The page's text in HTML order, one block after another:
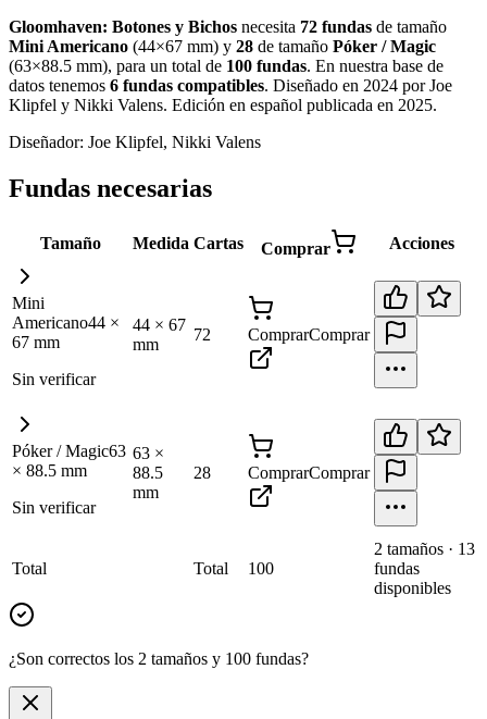
Gloomhaven: Botones y Bichos necesita 72 fundas de tamaño
Mini Americano (44×67 mm) y 28 de tamaño Póker / Magic
(63×88.5 mm), para un total de 100 fundas. En nuestra base de
datos tenemos 6 fundas compatibles. Diseñado en 2024 por Joe
Klipfel y Nikki Valens. Edición en español publicada en 2025.
Diseñador: Joe Klipfel, Nikki Valens
Fundas necesarias
Tamaño Medida Cartas Comprar Acciones
Mini
Americano44 ×
67 mm
Sin verificar
44 × 67
mm
72 ComprarComprar
Póker / Magic63
× 88.5 mm
Sin verificar
63 ×
88.5
mm
28 ComprarComprar
Total Total 100
2 tamaños · 13
fundas
disponibles
¿Son correctos los 2 tamaños y 100 fundas?